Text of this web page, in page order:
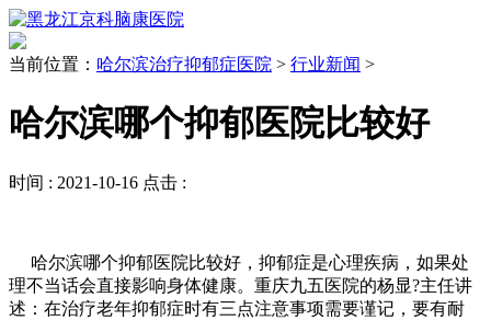
当前位置： 哈尔滨治疗抑郁症医院 > 行业新闻 >
哈尔滨哪个抑郁医院比较好
时间 : 2021-10-16 点击 :
哈尔滨哪个抑郁医院比较好，抑郁症是心理疾病，如果处
理不当话会直接影响身体健康。重庆九五医院的杨显?主任讲
述：在治疗老年抑郁症时有三点注意事项需要谨记，要有耐